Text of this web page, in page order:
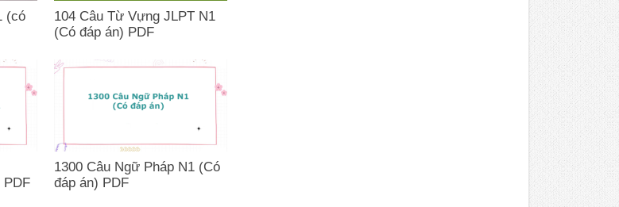
(có
104 Câu Từ Vựng JLPT N1
(Có đáp án) PDF
PDF
1300 Câu Ngữ Pháp N1 (Có
đáp án) PDF